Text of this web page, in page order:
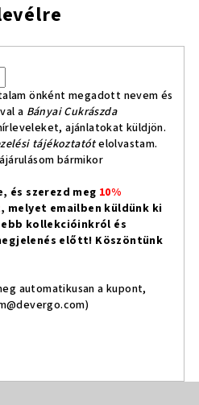
önként megadott nevem és
a Bányai Cukrászda
ajánlatokat küldjön.
tájékoztatótelolvastam.
bármikor
és szerezd meg 10%
, melyet emailben küldünk ki
kollekcióinkról és
előtt! Köszöntünk
automatikusan a kupont,
)